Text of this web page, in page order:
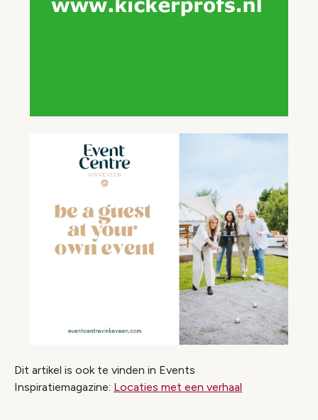
Dit artikel is ook te vinden in Events
Inspiratiemagazine: Locaties met een verhaal